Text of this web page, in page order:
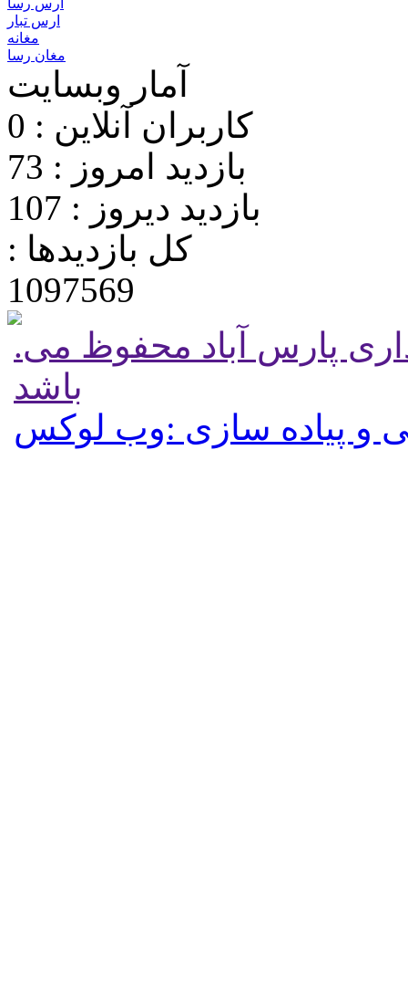
ارس رسا
ارس تبار
مغانه
مغان رسا
آمار وبسایت
کاربران آنلاین : 0
بازدید امروز : 73
بازدید دیروز : 107
کل بازدیدها :
1097569
.تمامی حقوق برای پایگاه شهرداری پارس آباد محفوظ می
باشد
و پیاده سازی :وب لوکس